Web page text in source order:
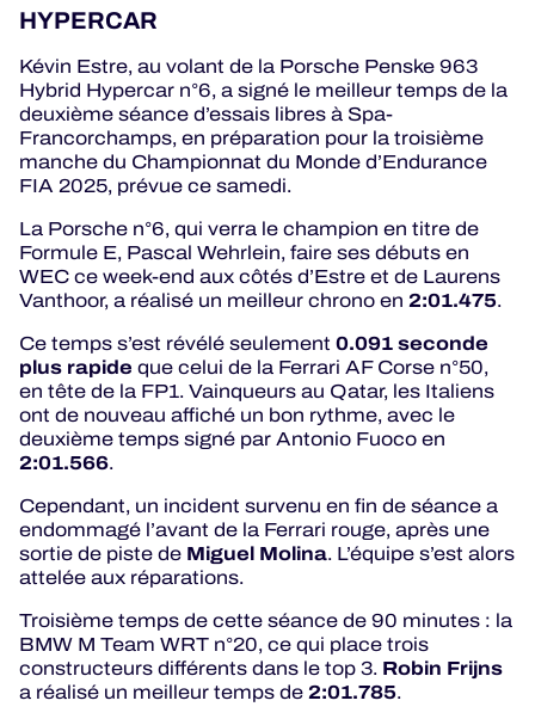
ALMS
HYPERCAR
Kévin Estre, au volant de la Porsche Penske 963
Hybrid Hypercar n°6, a signé le meilleur temps de la
deuxième séance d’essais libres à Spa-
Francorchamps, en préparation pour la troisième
manche du Championnat du Monde d’Endurance
FIA 2025, prévue ce samedi.
La Porsche n°6, qui verra le champion en titre de
Formule E, Pascal Wehrlein, faire ses débuts en
WEC ce week-end aux côtés d’Estre et de Laurens
Vanthoor, a réalisé un meilleur chrono en 2:01.475.
Ce temps s’est révélé seulement 0.091 seconde
plus rapide que celui de la Ferrari AF Corse n°50,
en tête de la FP1. Vainqueurs au Qatar, les Italiens
ont de nouveau affiché un bon rythme, avec le
deuxième temps signé par Antonio Fuoco en
2:01.566.
Cependant, un incident survenu en fin de séance a
endommagé l’avant de la Ferrari rouge, après une
sortie de piste de Miguel Molina. L’équipe s’est alors
attelée aux réparations.
Troisième temps de cette séance de 90 minutes : la
BMW M Team WRT n°20, ce qui place trois
constructeurs différents dans le top 3. Robin Frijns
a réalisé un meilleur temps de2:01.785.